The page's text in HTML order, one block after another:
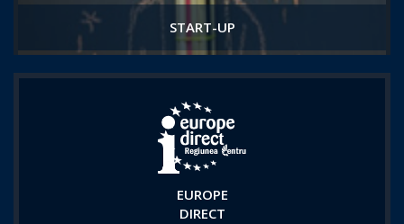
START-UP
EUROPE
DIRECT